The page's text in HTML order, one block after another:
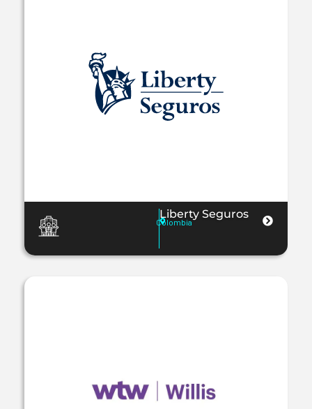
Liberty Seguros
Colombia